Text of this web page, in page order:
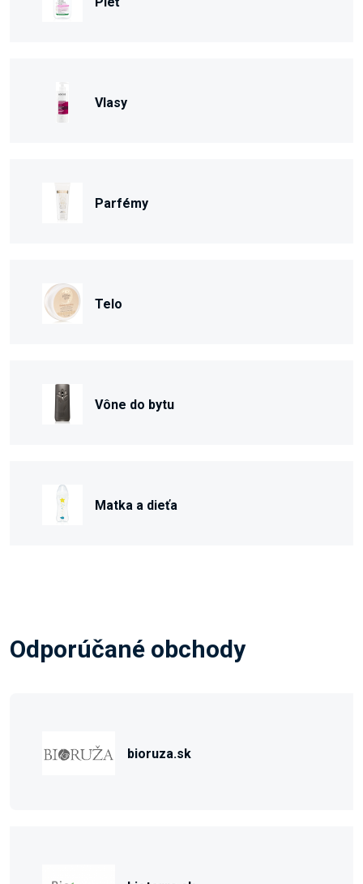
Vlasy
Parfémy
Telo
Vône do bytu
Matka a dieťa
Odporúčané obchody
bioruza.sk